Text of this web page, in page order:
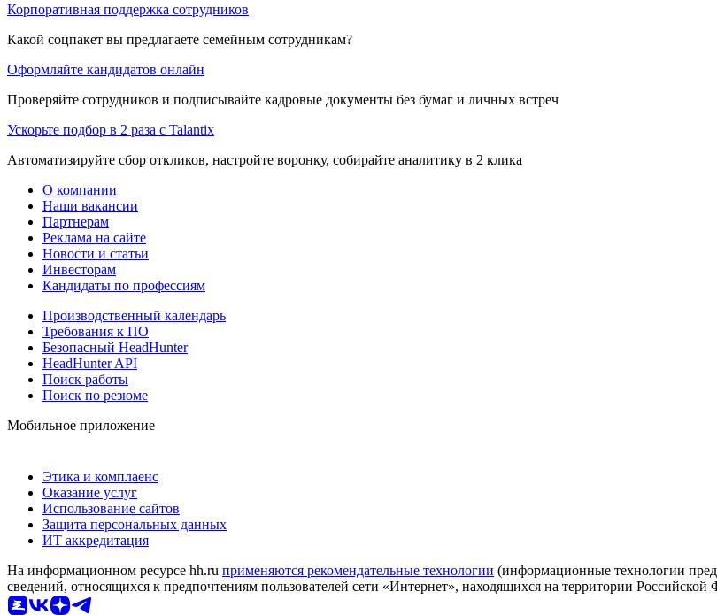
Корпоративная поддержка сотрудников
Какой соцпакет вы предлагаете семейным сотрудникам?
Оформляйте кандидатов онлайн
Проверяйте сотрудников и подписывайте кадровые документы без бумаг и личных встреч
Ускорьте подбор в 2 раза с Talantix
Автоматизируйте сбор откликов, настройте воронку, собирайте аналитику в 2 клика
О компании
Наши вакансии
Партнерам
Реклама на сайте
Новости и статьи
Инвесторам
Кандидаты по профессиям
Производственный календарь
Требования к ПО
Безопасный HeadHunter
HeadHunter API
Поиск работы
Поиск по резюме
Мобильное приложение
Этика и комплаенс
Оказание услуг
Использование сайтов
Защита персональных данных
ИТ аккредитация
На информационном ресурсе hh.ru применяются рекомендательные технологии (информационные технологии
сведений, относящихся к предпочтениям пользователей сети «Интернет», находящихся на территории Российской